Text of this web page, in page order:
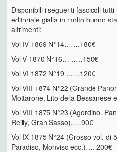
Disponibili i seguenti fascicoli
editoriale gialla in molto buono
altrimenti:
Vol IV 1869 N°14…….180€
Vol V 1870 N°16………150€
Vol VI 1872 N°19 ……120€
Vol VIII 1874 N°22 (Grande
Mottarone, Lito della Bessanese
Vol VIII 1875 N°23 (Agordino.
Reilly, Gran Sasso)…..90€
Vol IX 1875 N°24 (Grosso vol. di
Paradiso, Monviso ecc.)…. 200€